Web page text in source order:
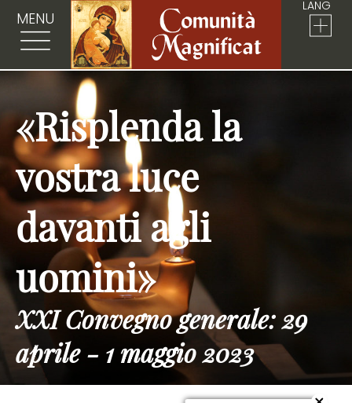
MENU
LANG
«Risplenda la
vostra luce
davanti agli
uomini»
XXI Convegno generale: 29
aprile - 1 maggio 2023